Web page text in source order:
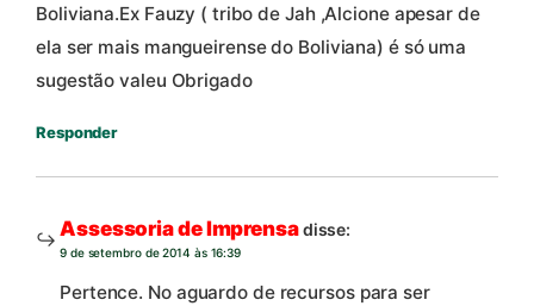
Boliviana.Ex Fauzy ( tribo de Jah ,Alcione apesar de
ela ser mais mangueirense do Boliviana) é só uma
sugestão valeu Obrigado
Responder
Assessoria de Imprensadisse:
9 de setembro de 2014 às 16:39
Pertence. No aguardo de recursos para ser